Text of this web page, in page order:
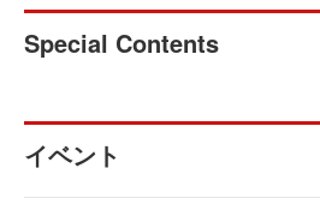
Special Contents
イベント